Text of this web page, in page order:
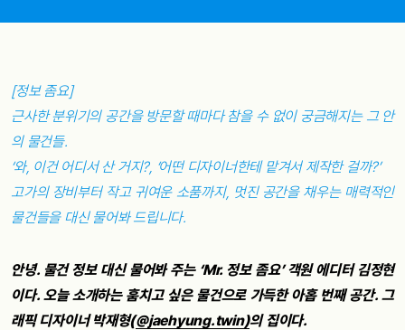
[정보 좀요]
근사한 분위기의 공간을 방문할 때마다 참을 수 없이 궁금해지는 그 안
의 물건들.
‘와, 이건 어디서 산 거지?, ‘어떤 디자이너한테 맡겨서 제작한 걸까?’
고가의 장비부터 작고 귀여운 소품까지, 멋진 공간을 채우는 매력적인
물건들을 대신 물어봐 드립니다.
안녕. 물건 정보 대신 물어봐 주는 ‘Mr. 정보 좀요’ 객원 에디터 김정현
이다. 오늘 소개하는 훔치고 싶은 물건으로 가득한 아홉 번째 공간. 그
래픽 디자이너 박재형(@jaehyung.twin)의 집이다.